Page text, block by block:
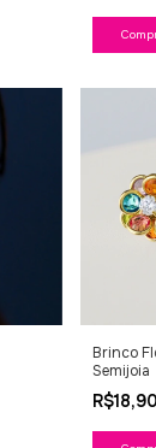
Brinco
Semijoia
R$18,90